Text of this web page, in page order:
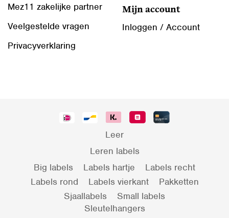
Mez11 zakelijke partner
Veelgestelde vragen
Privacyverklaring
Mijn account
Inloggen / Account
Leer
Leren labels
Big labels
Labels hartje
Labels recht
Labels rond
Labels vierkant
Pakketten
Sjaallabels
Small labels
Sleutelhangers